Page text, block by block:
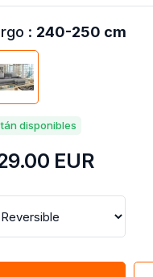
: 240-250 cm
disponibles
EUR